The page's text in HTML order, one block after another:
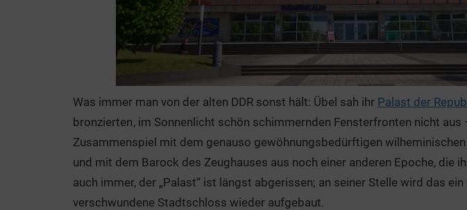
Was immer man von der alten DDR sonst hält: Übel sah ihr Palast der
bronzierten, im Sonnenlicht schön schimmernden Fensterfronten nicht aus
Zusammenspiel mit dem genauso gewöhnungsbedürftigen
und mit dem Barock des Zeughauses aus noch einer anderen Epoche, die
auch immer, der „Palast“ ist längst abgerissen; an seiner Stelle wird das
verschwundene Stadtschloss wieder aufgebaut.